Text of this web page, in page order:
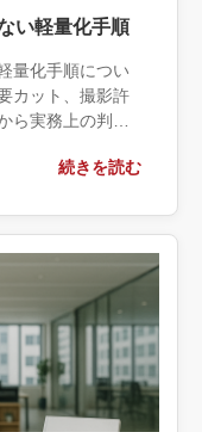
い軽量化手順
量化手順につい
カット、撮影許
ら実務上の判断
依頼後に確認す
続きを読む